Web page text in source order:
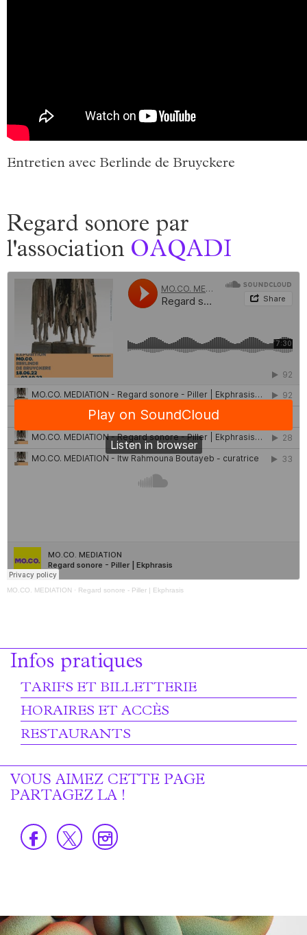
Entretien avec Berlinde de Bruyckere
Regard sonore par
l'association OAQADI
MO.CO. MEDIATION · Regard sonore - Piller | Ekphrasis
Infos pratiques
TARIFS ET BILLETTERIE
HORAIRES ET ACCÈS
RESTAURANTS
VOUS AIMEZ CETTE PAGE
PARTAGEZ LA !